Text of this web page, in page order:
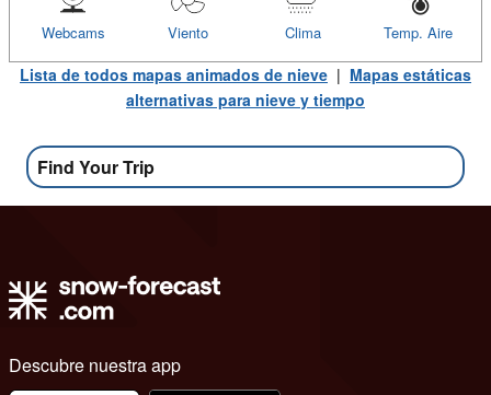
Temp. Aire
Clima
Viento
Webcams
Lista de todos mapas animados de nieve | Mapas estáticas
alternativas para nieve y tiempo
Find Your Trip
Descubre nuestra app